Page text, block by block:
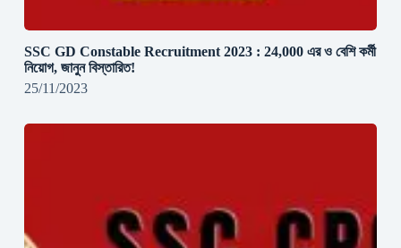
SSC GD Constable Recruitment 2023 : 24,000 এর ও বেশি কর্মী
নিয়োগ, জানুন বিস্তারিত!
25/11/2023